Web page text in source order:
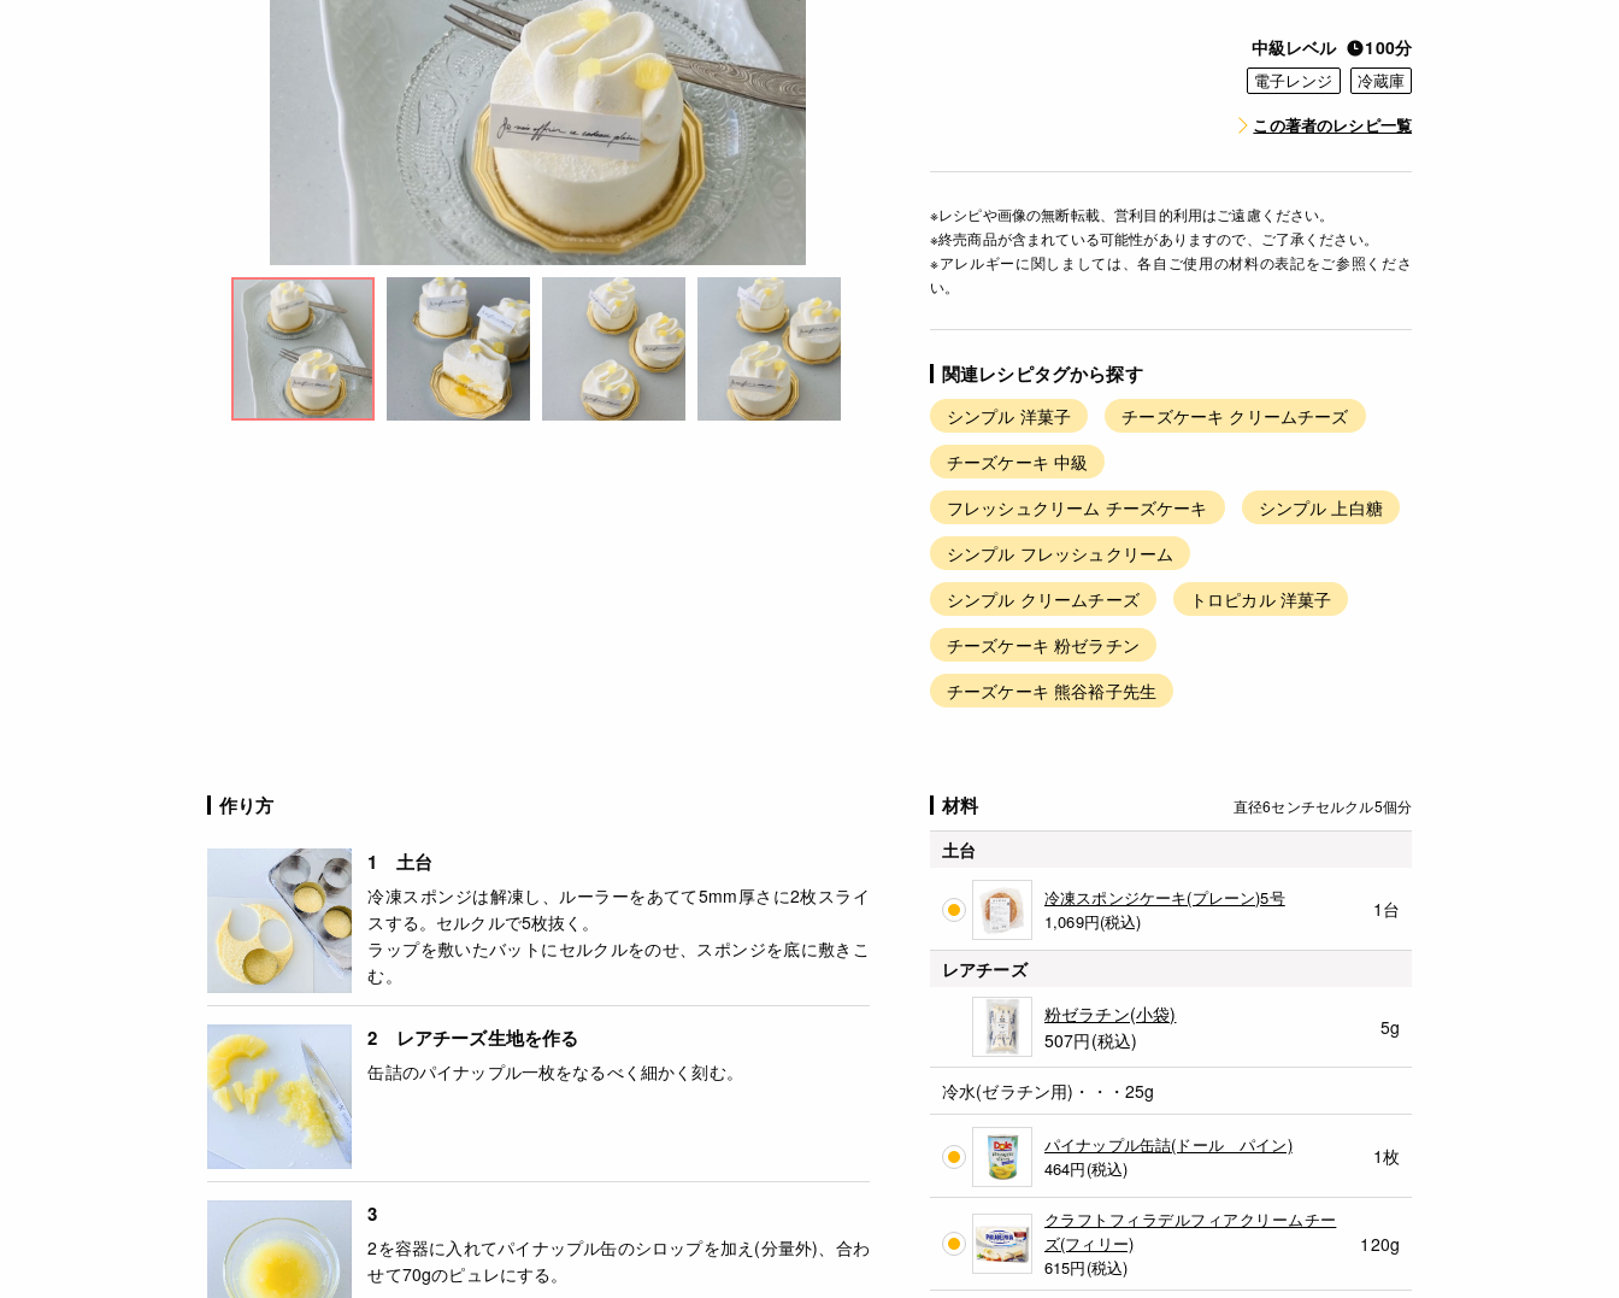
中級レベル 100分
電子レンジ
冷蔵庫
この著者のレシピ一覧
※レシピや画像の無断転載、営利目的利用はご遠慮ください。
※終売商品が含まれている可能性がありますので、ご了承ください。
※アレルギーに関しましては、各自ご使用の材料の表記をご参照くださ
い。
関連レシピタグから探す
シンプル 洋菓子
チーズケーキ クリームチーズ
チーズケーキ 中級
フレッシュクリーム チーズケーキ
シンプル 上白糖
シンプル フレッシュクリーム
シンプル クリームチーズ
トロピカル 洋菓子
チーズケーキ 粉ゼラチン
チーズケーキ 熊谷裕子先生
材料 直径6センチセルクル5個分
土台
冷凍スポンジケーキ(プレーン)5号
1,069円(税込)
1台
レアチーズ
粉ゼラチン(小袋)
507円(税込)
5g
冷水(ゼラチン用)・・・25g
パイナップル缶詰(ドール パイン)
464円(税込)
1枚
クラフトフィラデルフィアクリームチー
ズ(フィリー)
615円(税込)
120g
作り方
1 土台
冷凍スポンジは解凍し、ルーラーをあてて5mm厚さに2枚スライ
スする。セルクルで5枚抜く。
ラップを敷いたバットにセルクルをのせ、スポンジを底に敷きこ
む。
2 レアチーズ生地を作る
缶詰のパイナップル一枚をなるべく細かく刻む。
3
2を容器に入れてパイナップル缶のシロップを加え(分量外)、合わ
せて70gのピュレにする。